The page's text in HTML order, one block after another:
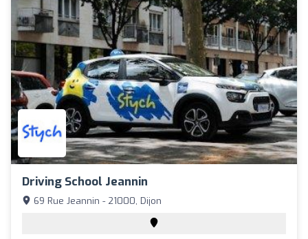
Driving School Jeannin
69 Rue Jeannin - 21000, Dijon